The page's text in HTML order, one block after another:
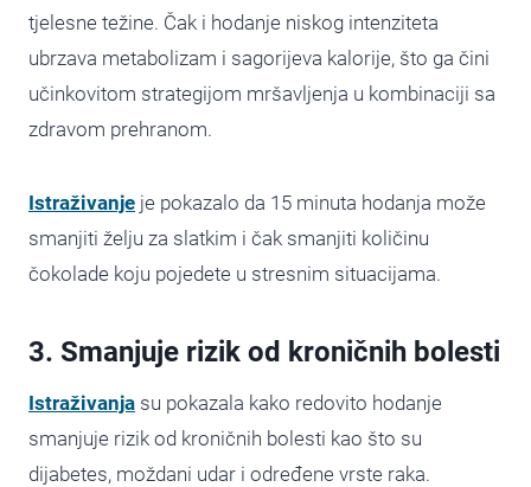
tjelesne težine. Čak i hodanje niskog intenziteta
ubrzava metabolizam i sagorijeva kalorije, što ga čini
učinkovitom strategijom mršavljenja u kombinaciji sa
zdravom prehranom.
Istraživanje je pokazalo da 15 minuta hodanja može
smanjiti želju za slatkim i čak smanjiti količinu
čokolade koju pojedete u stresnim situacijama.
3. Smanjuje rizik od kroničnih bolesti
Istraživanja su pokazala kako redovito hodanje
smanjuje rizik od kroničnih bolesti kao što su
dijabetes, moždani udar i određene vrste raka.